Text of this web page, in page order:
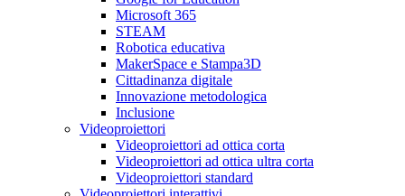
Microsoft 365
STEAM
Robotica educativa
MakerSpace e Stampa3D
Cittadinanza digitale
Innovazione metodologica
Inclusione
Videoproiettori
Videoproiettori ad ottica corta
Videoproiettori ad ottica ultra corta
Videoproiettori standard